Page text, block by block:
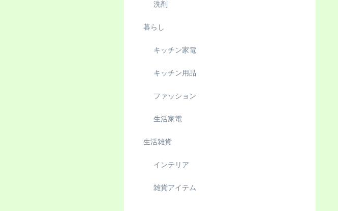
洗剤
暮らし
キッチン家電
キッチン用品
ファッション
生活家電
生活雑貨
インテリア
雑貨アイテム